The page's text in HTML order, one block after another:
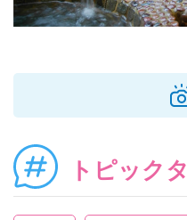
トピック